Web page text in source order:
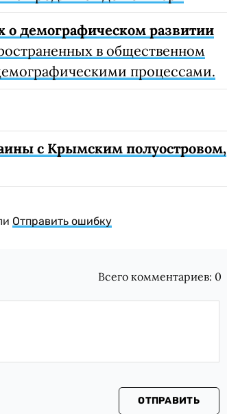
о демографическом развитии
в общественном
процессами.
с Крымским полуостровом,
Отправить ошибку
Всего комментариев: 0
ОТПРАВИТЬ